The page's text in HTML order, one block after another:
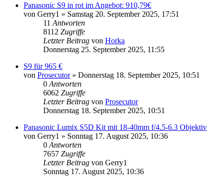
Panasonic S9 in rot im Angebot: 910,79€
von Gerry1 » Samstag 20. September 2025, 17:51
11 Antworten
8112 Zugriffe
Letzter Beitrag von Horka
Donnerstag 25. September 2025, 11:55
S9 für 965 €
von Prosecutor» Donnerstag 18. September 2025, 10:51
0 Antworten
6062 Zugriffe
Letzter Beitrag von Prosecutor
Donnerstag 18. September 2025, 10:51
Panasonic Lumix S5D Kit mit 18-40mm f/4.5-6.3 Objektiv
von Gerry1 » Sonntag 17. August 2025, 10:36
0 Antworten
7657 Zugriffe
Letzter Beitrag von Gerry1
Sonntag 17. August 2025, 10:36